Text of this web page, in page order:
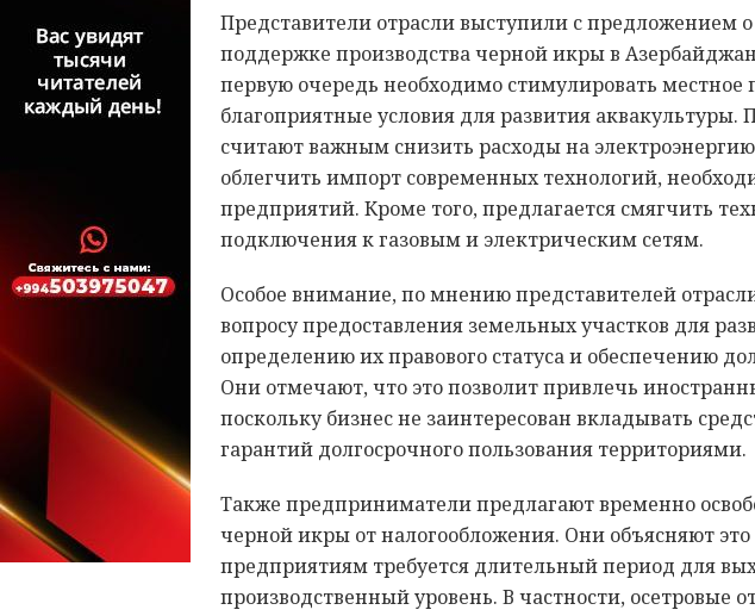
Представители отрасли выступили с предложением
поддержке производства черной икры в
первую очередь необходимо стимулировать местное
благоприятные условия для развития
считают важным снизить расходы на электроэнергию
облегчить импорт современных технологий,
предприятий. Кроме того, предлагается смягчить
подключения к газовым и электрическим сетям.
Особое внимание, по мнению представителей
вопросу предоставления земельных участков для
определению их правового статуса и обеспечению
Они отмечают, что это позволит привлечь
поскольку бизнес не заинтересован вкладывать
гарантий долгосрочного пользования территориями.
Также предприниматели предлагают временно
черной икры от налогообложения. Они объясняют
предприятиям требуется длительный период для
производственный уровень. В частности, осетровые